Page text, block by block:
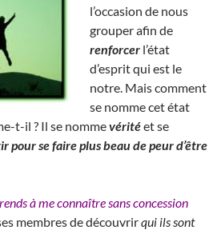
l’occasion de nous
grouper afin de
renforcer l’état
d’esprit qui est le
notre. Mais comment
se nomme cet état
t-il ? Il se nommevéritéet se
pour se faire plus beau de peur d’être
à me connaître sans concession
membres de découvrirqui ils sont